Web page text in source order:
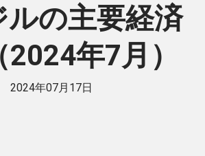
ルの主要経済
年7月）
2024年07月17日